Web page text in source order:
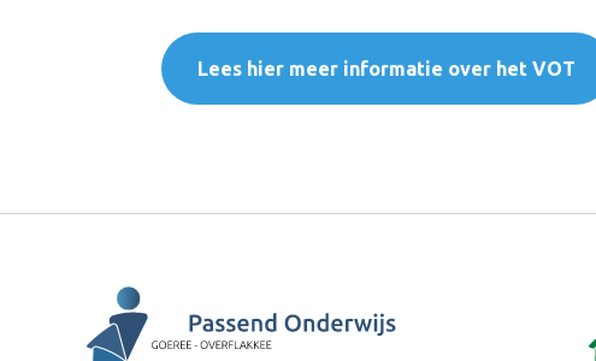
Lees hier meer informatie over het VOT